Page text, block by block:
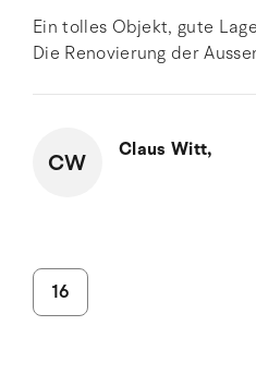
Ein tolles Objekt, gute
Die Renovierung der
CW Claus Witt,
16